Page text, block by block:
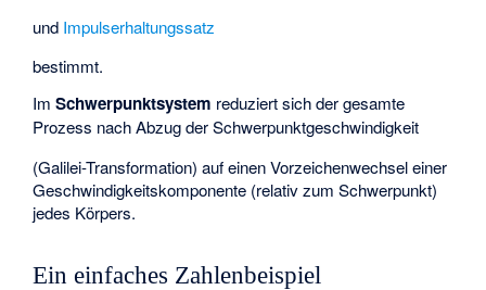
und Impulserhaltungssatz
bestimmt.
ImSchwerpunktsystem reduziert sich der gesamte
Prozess nach Abzug der Schwerpunktgeschwindigkeit
(Galilei-Transformation) auf einen Vorzeichenwechsel einer
Geschwindigkeitskomponente (relativ zum Schwerpunkt)
jedes Körpers.
Ein einfaches Zahlenbeispiel